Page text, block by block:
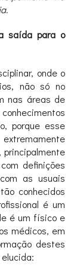
saída para o
onde o
não só no
nas áreas de
porque esse
principalmente
definições
as usuais
conhecidos
é um
é um físico e
médicos, em
destes